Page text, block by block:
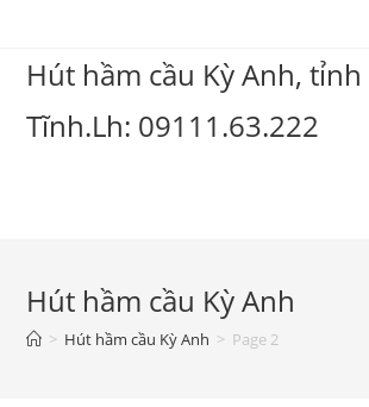
Hút hầm cầu Kỳ Anh, tỉnh
Tĩnh.Lh: 09111.63.222
Hút hầm cầu Kỳ Anh
> Hút hầm cầu Kỳ Anh > Page 2